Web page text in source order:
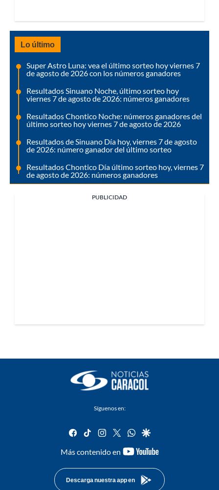
Lo último
Super Astro Luna: vea el último sorteo hoy viernes 7
de agosto de 2026 con los números ganadores
Resultados Sinuano Noche, último sorteo hoy
viernes 7 de agosto de 2026: números ganadores
Resultados Chontico Noche: números ganadores del
último sorteo hoy viernes 7 de agosto de 2026
Resultados de Sinuano Día hoy, viernes 7 de agosto
de 2026: número ganador del último sorteo
Resultados Chontico Día último sorteo hoy, viernes 7
de agosto de 2026: números ganadores
PUBLICIDAD
Síguenos en:
facebook
tiktok instagram
twitterwhatsapp
google
Más contenido en
youtube-
Descarga nuestra app en